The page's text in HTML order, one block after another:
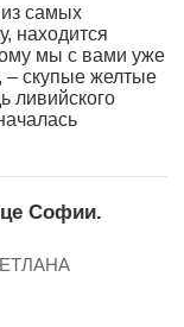
самых
находится
мы с вами уже
– скупые желтые
ливийского
Софии.